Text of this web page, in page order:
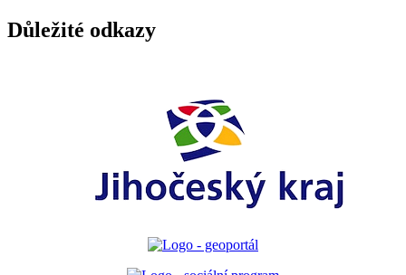
Důležité odkazy